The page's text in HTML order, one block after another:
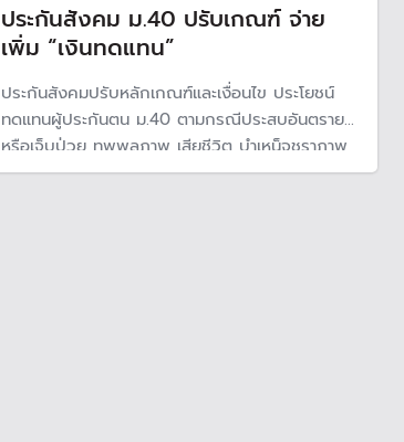
ประกันสังคม ม.40 ปรับเกณฑ์ จ่าย
เพิ่ม “เงินทดแทน”
ประกันสังคมปรับหลักเกณฑ์และเงื่อนไข ประโยชน์
ทดแทนผู้ประกันตน ม.40 ตามกรณีประสบอันตราย
หรือเจ็บป่วย ทุพพลภาพ เสียชีวิต บำเหน็จชราภาพ
และ สงเคราะห์บุตร ตามภาวะเศรษฐกิจ โดยทุกกรณี